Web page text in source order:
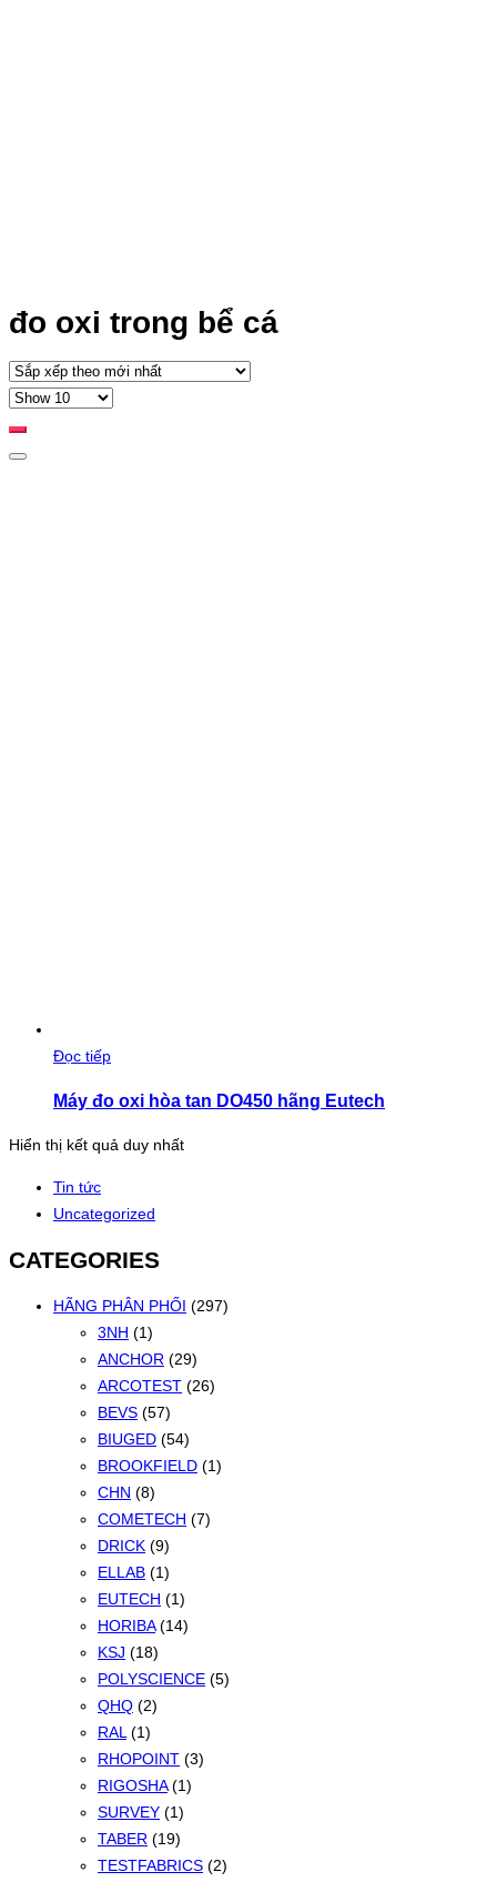
đo oxi trong bể cá
Đọc tiếp
Máy đo oxi hòa tan DO450 hãng Eutech
Hiển thị kết quả duy nhất
Tin tức
Uncategorized
CATEGORIES
HÃNG PHÂN PHỐI (297)
3NH (1)
ANCHOR (29)
ARCOTEST (26)
BEVS (57)
BIUGED (54)
BROOKFIELD (1)
CHN (8)
COMETECH (7)
DRICK (9)
ELLAB (1)
EUTECH (1)
HORIBA (14)
KSJ (18)
POLYSCIENCE (5)
QHQ (2)
RAL (1)
RHOPOINT (3)
RIGOSHA (1)
SURVEY (1)
TABER (19)
TESTFABRICS (2)